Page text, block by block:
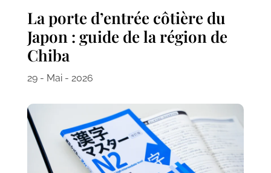
La porte d’entrée côtière du
Japon : guide de la région de
Chiba
29 - Mai - 2026